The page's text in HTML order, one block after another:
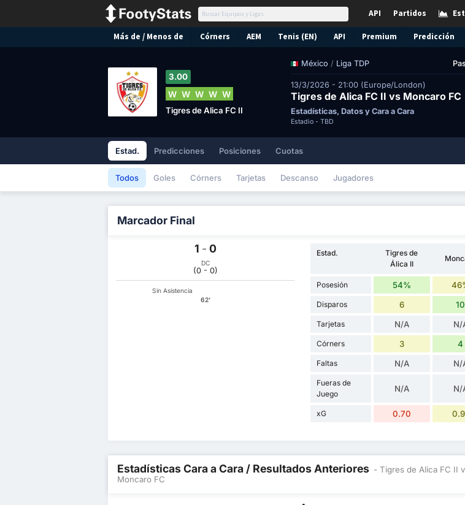
Partidos
API
Más de / Menos de Córners AEM Tenis (EN) API Premium Predicción
México / Liga TDP
13/3/2026 - 21:00 (Europe/London)
Tigres de Alica FC II vs Moncaro FC
Estadísticas, Datos y Cara a Cara
Estadio - TBD
3.00
W W W W W
Tigres de Alica FC II
Estad. Predicciones Posiciones Cuotas
Todos Goles Córners Tarjetas Descanso Jugadores
Marcador Final
1 - 0
DC
(0 - 0)
Sin Asistencia
62'
Estad.
Tigres de
Álica II
Posesión 54%
Disparos 6 10
Tarjetas N/A N/
Córners 3 4
Faltas N/A N/
Fueras de
Juego
N/A N/
xG 0.70
Estadísticas Cara a Cara / Resultados Anteriores - Tigres de Alica FC II
Moncaro FC